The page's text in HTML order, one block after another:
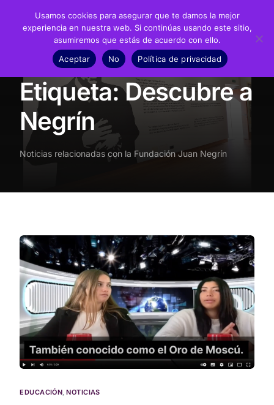
Noticias Descubre a Negrín
Etiqueta:Descubre a
Negrín
Noticias relacionadas con la Fundación Juan Negrín
EDUCACIÓN,NOTICIAS
Usamos cookies para asegurar que te damos la mejor
experiencia en nuestra web. Si continúas usando este sitio,
asumiremos que estás de acuerdo con ello.
Aceptar
No Política de privacidad
Fundación
Recursos
Noticias
Transparencia